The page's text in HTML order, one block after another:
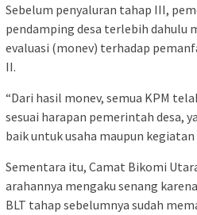
Sebelum penyaluran tahap III,
pendamping desa terlebih dahulu
evaluasi (monev) terhadap
II.
“Dari hasil monev, semua KPM
sesuai harapan pemerintah desa,
baik untuk usaha maupun
Sementara itu, Camat Bikomi
arahannya mengaku senang
BLT tahap sebelumnya sudah